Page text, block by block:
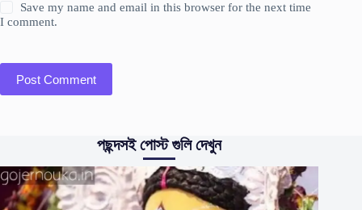
Save my name and email in this browser for the next time
I comment.
Post Comment
পছন্দসই পোস্ট গুলি দেখুন